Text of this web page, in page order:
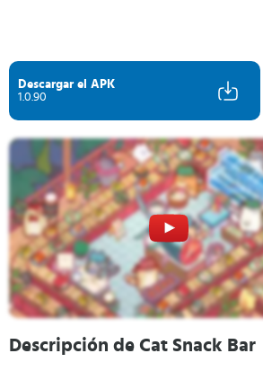
Descargar el APK
1.0.90
Descripción de Cat Snack Bar